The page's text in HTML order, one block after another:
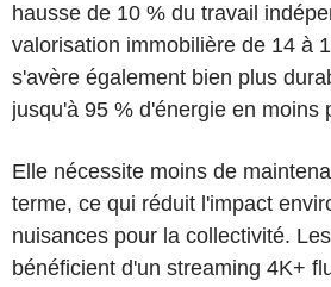
hausse de 10 % du travail
valorisation immobilière de 14 à
s'avère également bien plus
jusqu'à 95 % d'énergie en moins
Elle nécessite moins de
terme, ce qui réduit l'impact
nuisances pour la collectivité.
bénéficient d'un streaming 4K+